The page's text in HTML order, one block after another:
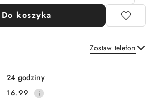
Do koszyka
Zostaw telefon
Wyślij
24 godziny
16.99